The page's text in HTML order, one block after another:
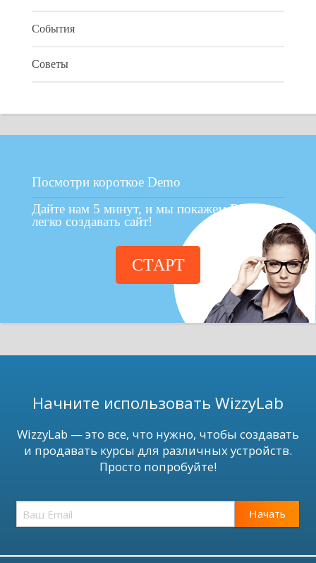
События
Советы
Посмотри короткое Demo
Дайте нам 5 минут, и мы покажем Вам как
легко создавать сайт!
СТАРТ
Начните использовать WizzyLab
WizzyLab — это все, что нужно, чтобы создавать
и продавать курсы для различных устройств.
Просто попробуйте!
Начать